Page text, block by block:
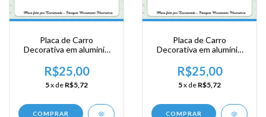
Placa de Carro
Decorativa em alumínio
Ásiatico - Singapura -
Garden By The Bay
R$25,00
5x de R$5,72
COMPRAR
Placa de Carro
Decorativa em alumínio
Ásiatico - Singapura -
Singapore
R$25,00
5x de R$5,72
COMPRAR